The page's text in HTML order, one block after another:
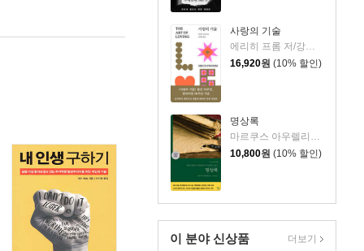
사랑의 기술
에리히 프롬 저/강주헌 역
16,920원 (10% 할인)
명상록
10,800원 (10% 할인)
이 분야 신상품 더보기